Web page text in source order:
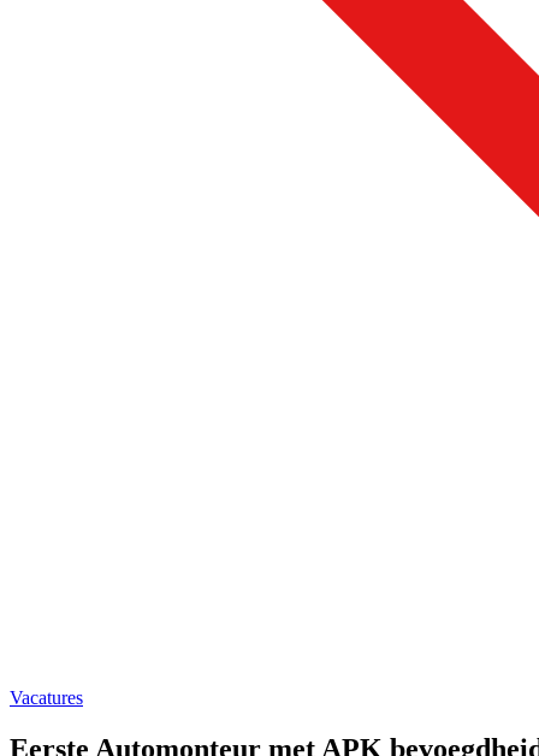
Vacatures
Eerste Automonteur met APK